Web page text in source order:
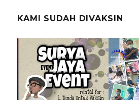
KAMI SUDAH DIVAKSIN